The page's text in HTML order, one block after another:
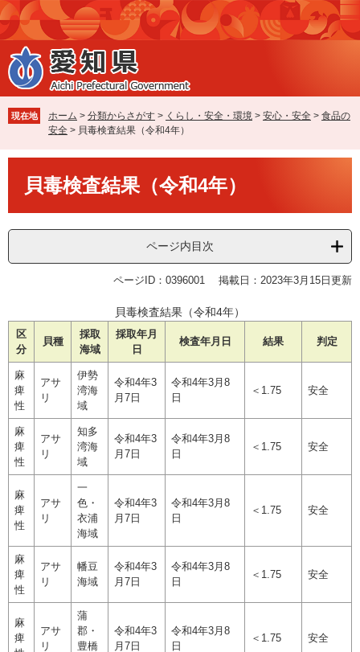
ペ
ー
ジ
の
先
で
す
メ
ニ
ュ
ー
を
ば
し
本
現在地 ホーム > 分類からさがす > くらし・安全・環境 > 安心・安全 > 食品の
安全 > 貝毒検査結果（令和4年）
貝毒検査結果（令和4年）
ページ内目次
ページID：0396001 掲載日：2023年3月15日更新
貝毒検査結果（令和4年）
区
分
貝種
採取
海域
採取年月
日
検査年月日 結果 判定
麻
痺
性
アサ
リ
伊勢
湾海
域
令和4年3
月7日
令和4年3月8
日
＜1.75 安全
麻
痺
性
アサ
リ
知多
湾海
域
令和4年3
月7日
令和4年3月8
日
＜1.75 安全
麻
痺
性
アサ
リ
一
色・
衣浦
海域
令和4年3
月7日
令和4年3月8
日
＜1.75 安全
麻
痺
性
アサ
リ
幡豆
海域
令和4年3
月7日
令和4年3月8
日
＜1.75 安全
麻
痺
アサ
リ
蒲
郡・
豊橋
令和4年3
月7日
令和4年3月8
日
＜1.75 安全